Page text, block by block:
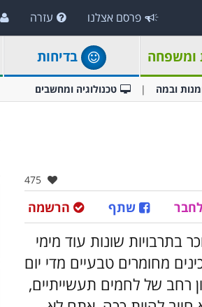
פרסם אצלנו עזרה
ומשפחה בדיחות
ובמה טכנולוגיה ומחשבים
אהבו:
475
הרשמה שתף
בתרבויות שונות עוד מימי
מחומרים טבעיים מדי יום
רחב של לחמים תעשייתיים,